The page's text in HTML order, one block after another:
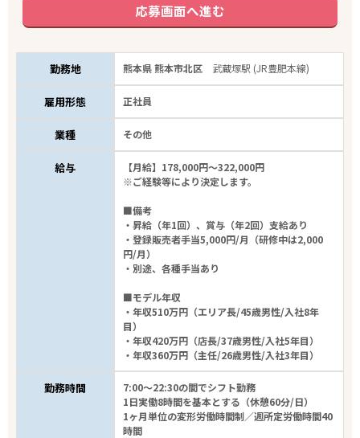
応募画面へ進む
勤務地 熊本県 熊本市北区 武蔵塚駅 (JR豊肥本線)
雇用形態 正社員
業種 その他
給与
【月給】178,000円～322,000円
※ご経験等により決定します。
■備考
・昇給（年1回）、賞与（年2回）支給あり
・登録販売者手当5,000円/月（研修中は2,000
円/月）
・別途、各種手当あり
■モデル年収
・年収510万円（エリア長/45歳男性/入社8年
目）
・年収420万円（店長/37歳男性/入社5年目）
・年収360万円（主任/26歳男性/入社3年目）
勤務時間
7:00～22:30の間でシフト勤務
1日実働8時間を基本とする（休憩60分/日）
1ヶ月単位の変形労働時間制／週所定労働時間40
時間